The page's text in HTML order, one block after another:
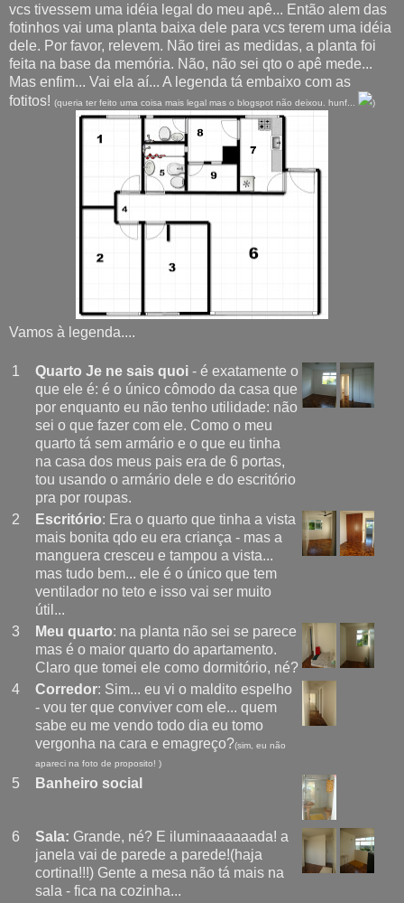
vcs tivessem uma idéia legal do meu apê... Então alem das
fotinhos vai uma planta baixa dele para vcs terem uma idéia
dele. Por favor, relevem. Não tirei as medidas, a planta foi
feita na base da memória. Não, não sei qto o apê mede...
Mas enfim... Vai ela aí... A legenda tá embaixo com as
fotitos! (queria ter feito uma coisa mais legal mas o blogspot não deixou. hunf... )
Vamos à legenda....
1 Quarto Je ne sais quoi - é exatamente o
que ele é: é o único cômodo da casa que
por enquanto eu não tenho utilidade: não
sei o que fazer com ele. Como o meu
quarto tá sem armário e o que eu tinha
na casa dos meus pais era de 6 portas,
tou usando o armário dele e do escritório
pra por roupas.
2
Escritório: Era o quarto que tinha a vista
mais bonita qdo eu era criança - mas a
manguera cresceu e tampou a vista...
mas tudo bem... ele é o único que tem
ventilador no teto e isso vai ser muito
útil...
3
Meu quarto: na planta não sei se parece
mas é o maior quarto do apartamento.
Claro que tomei ele como dormitório, né?
4
Corredor: Sim... eu vi o maldito espelho
- vou ter que conviver com ele... quem
sabe eu me vendo todo dia eu tomo
vergonha na cara e emagreço?(sim, eu não
apareci na foto de proposito! )
5 Banheiro social
6 Sala: Grande, né? E iluminaaaaaada! a
janela vai de parede a parede!(haja
cortina!!!) Gente a mesa não tá mais na
sala - fica na cozinha...